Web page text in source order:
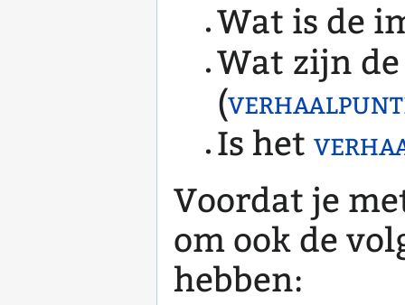
Wat is de
Wat zijn de
(
Is het
Voordat je
om ook de
hebben: